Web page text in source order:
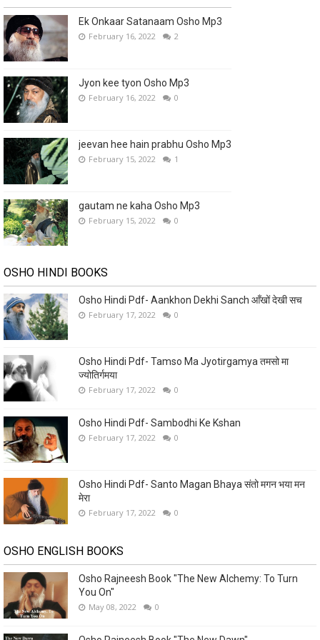
Ek Onkaar Satanaam Osho Mp3
February 16, 2022 2
Jyon kee tyon Osho Mp3
February 16, 2022 0
jeevan hee hain prabhu Osho Mp3
February 15, 2022 1
gautam ne kaha Osho Mp3
February 15, 2022 0
OSHO HINDI BOOKS
Osho Hindi Pdf- Aankhon Dekhi Sanch आँखों देखी सच
February 17, 2022 0
Osho Hindi Pdf- Tamso Ma Jyotirgamya तमसो मा
ज्योतिर्गमया
February 17, 2022 0
Osho Hindi Pdf- Sambodhi Ke Kshan
February 17, 2022 0
Osho Hindi Pdf- Santo Magan Bhaya संतो मगन भया मन
मेरा
February 17, 2022 0
OSHO ENGLISH BOOKS
Osho Rajneesh Book "The New Alchemy: To Turn
You On"
May 08, 2022 0